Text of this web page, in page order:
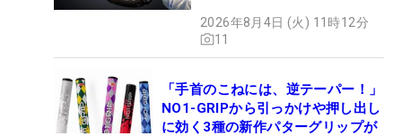
2026年8月4日 (火) 11時12分
11
「手首のこねには、逆テーパー！」
NO1-GRIPから引っかけや押し出し
に効く3種の新作パターグリップが